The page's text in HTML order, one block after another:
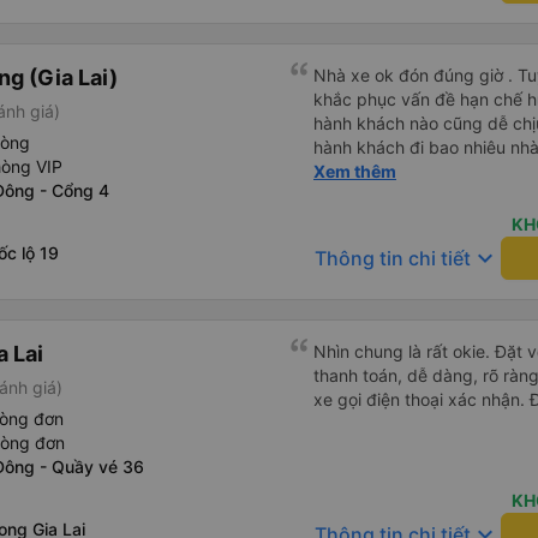
(Gia Lai)
giá)
VIP
- Cổng 4
lộ 19
Nhà xe ok đón đúng giờ .
khắc phục vấn đề hạn chế
hành khách nào cũng dễ
hành khách đi bao nhiêu
nhưng hãy theo cách vận
Xem thêm
Thông tin chi tiết keyboard_arrow_down
Lai
giá)
đơn
đơn
- Quầy vé 36
Gia Lai
Nhìn chung là rất okie. Đặt
thanh toán, dễ dàng, rõ
xe gọi điện thoại xác nhận.